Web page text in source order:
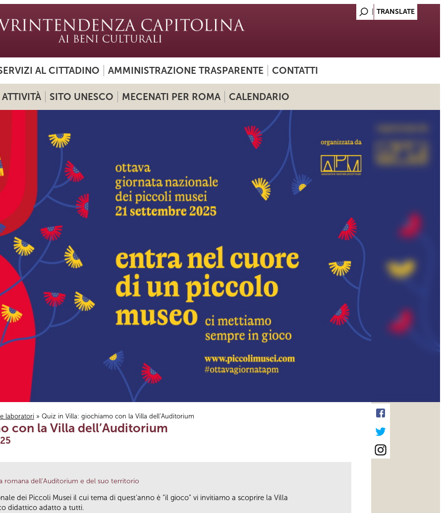
AL CITTADINO AMMINISTRAZIONE TRASPARENTE CONTATTI
ATTIVITÀ SITO UNESCO MECENATI PER ROMA CALENDARIO
laboratori » Quiz in Villa: giochiamo con la Villa dell’Auditorium
con la Villa dell’Auditorium
romana dell’Auditorium e del suo territorio
dei Piccoli Musei il cui tema di quest’anno è “il gioco” vi invitiamo a scoprire la Villa
didattico adatto a tutti.